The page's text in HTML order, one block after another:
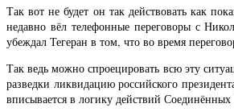
Так вот не будет он так действовать как
недавно вёл телефонные переговоры с
убеждал Тегеран в том, что во время
Так ведь можно спроецировать всю эту
разведки ликвидацию российского
вписывается в логику действий